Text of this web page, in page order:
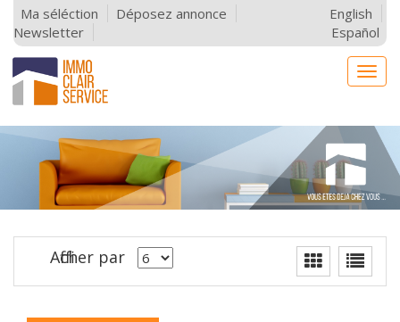
Ma séléction
Déposez annonce
Newsletter
English
Español
Afficher par